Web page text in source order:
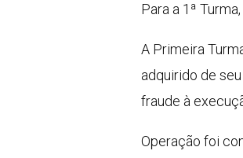
Para a 1ª
A Primeira
adquirido de
fraude à
Operação foi